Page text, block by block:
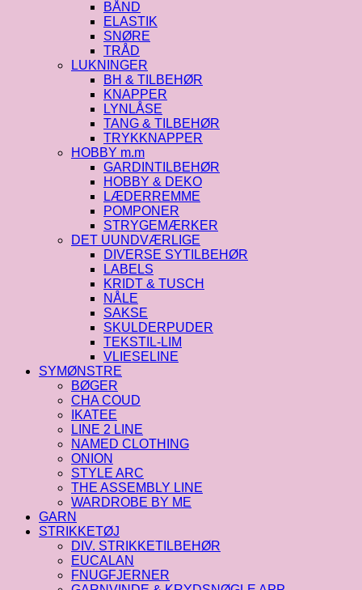
BÅND
ELASTIK
SNØRE
TRÅD
LUKNINGER
BH & TILBEHØR
KNAPPER
LYNLÅSE
TANG & TILBEHØR
TRYKKNAPPER
HOBBY m.m
GARDINTILBEHØR
HOBBY & DEKO
LÆDERREMME
POMPONER
STRYGEMÆRKER
DET UUNDVÆRLIGE
DIVERSE SYTILBEHØR
LABELS
KRIDT & TUSCH
NÅLE
SAKSE
SKULDERPUDER
TEKSTIL-LIM
VLIESELINE
SYMØNSTRE
BØGER
CHA COUD
IKATEE
LINE 2 LINE
NAMED CLOTHING
ONION
STYLE ARC
THE ASSEMBLY LINE
WARDROBE BY ME
GARN
STRIKKETØJ
DIV. STRIKKETILBEHØR
EUCALAN
FNUGFJERNER